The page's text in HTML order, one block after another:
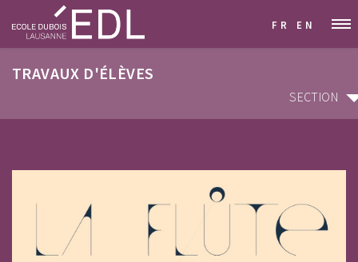
FR EN
TRAVAUX D'ÉLÈVES
SECTION
SECTION
GRAPHISME & COMMUNICATION VISUELLE
STYLISME & MODÉLISME